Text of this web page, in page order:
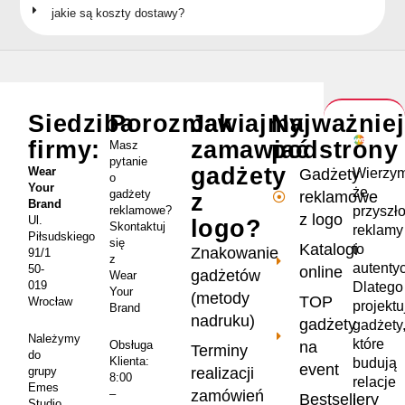
jakie są koszty dostawy?
że
reklamy
to
Dlatego
gadżety,
które
budują
relacje
i
podstrony
Gadżety
reklamowe
z logo
Katalogi
online
TOP
gadżety
na
event
Bestsellery
Jak
zamawiać
gadżety
z
logo?
Znakowanie
gadżetów
(metody
nadruku)
Terminy
realizacji
zamówień
Porozmawiajmy
Masz
pytanie
o
gadżety
reklamowe?
Skontaktuj
się
z
Wear
Your
Brand
Obsługa
Klienta:
8:00
–
Siedziba
firmy:
Wear
Your
Brand
Ul.
Piłsudskiego
91/1
50-
019
Wrocław
Należymy
do
grupy
Emes